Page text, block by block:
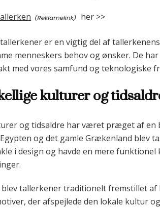
her >>
er en vigtig del af
menneskers behov og ønsker. De
med vores samfund og teknologiske
kulturer og
og tidsaldre har været præget af en
og det gamle Grækenland blev
i design og havde en mere
blev tallerkener traditionelt fremstillet
der afspejlede den lokale kultur